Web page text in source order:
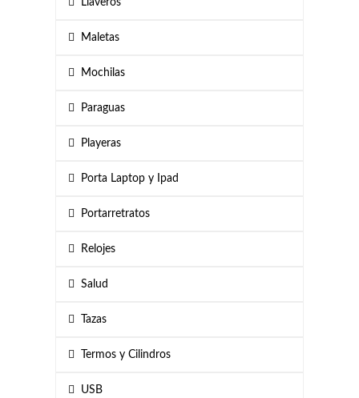
Llaveros
Maletas
Mochilas
Paraguas
Playeras
Porta Laptop y Ipad
Portarretratos
Relojes
Salud
Tazas
Termos y Cilindros
USB